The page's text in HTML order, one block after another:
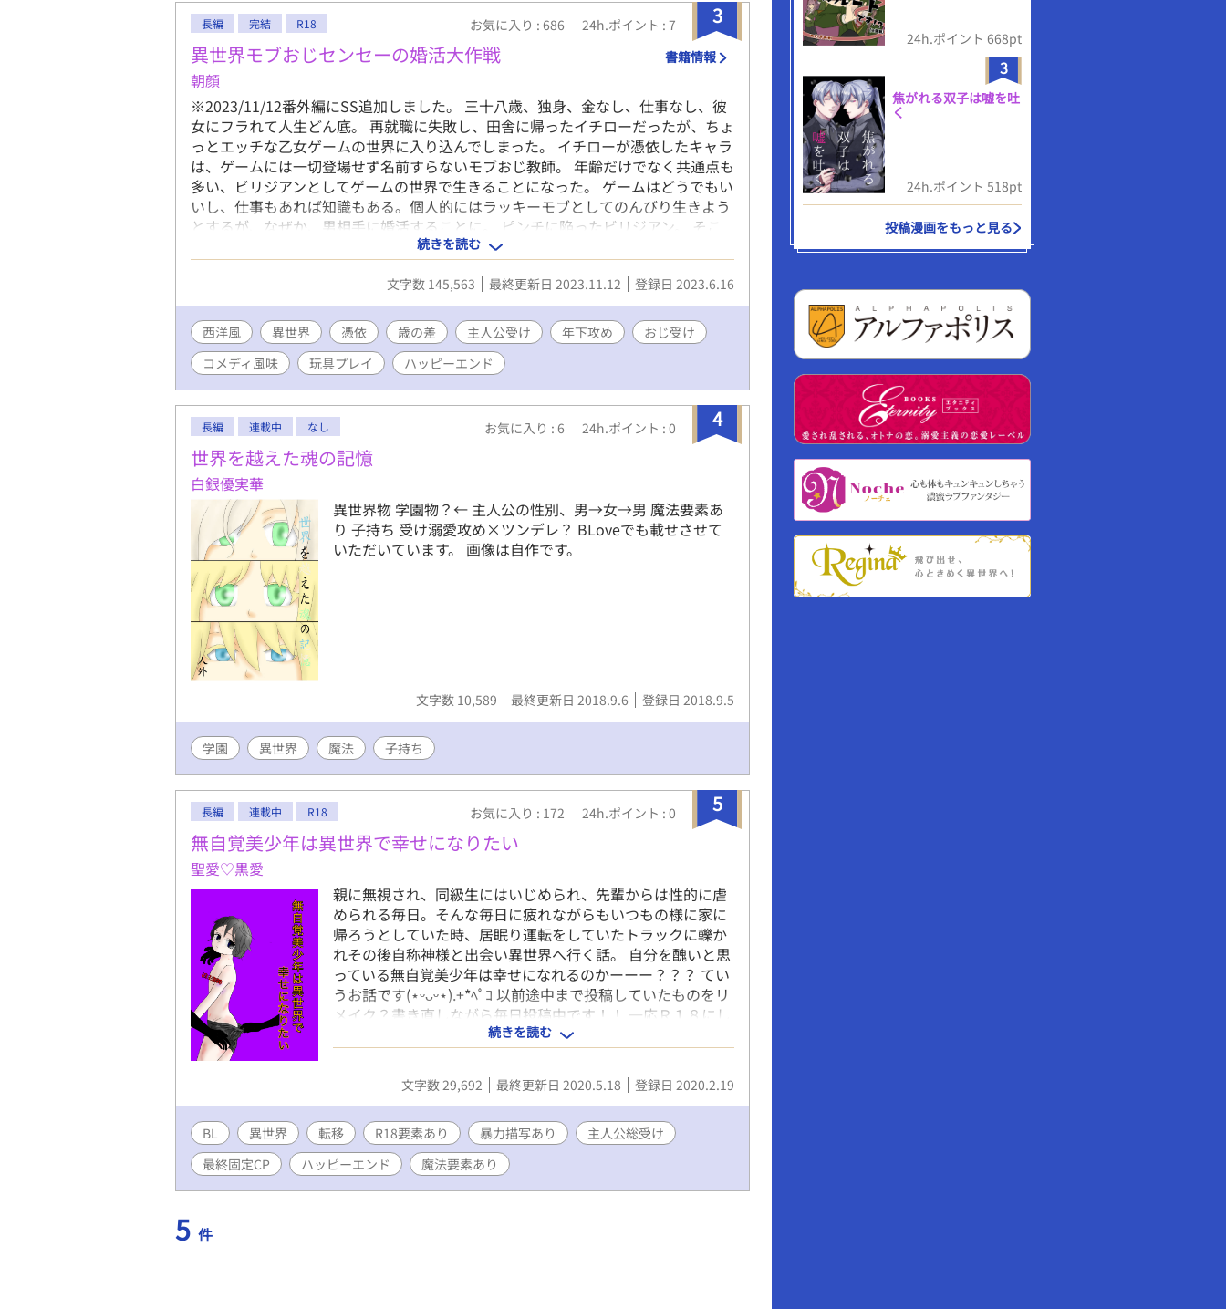
3
長編 完結 R18 お気に入り : 686 24h.ポイント : 7
異世界モブおじセンセーの婚活大作戦
朝顔
書籍情報
※2023/11/12番外編にSS追加しました。 三十八歳、独身、金なし、仕事なし、彼
女にフラれて人生どん底。 再就職に失敗し、田舎に帰ったイチローだったが、ちょ
っとエッチな乙女ゲームの世界に入り込んでしまった。 イチローが憑依したキャラ
は、ゲームには一切登場せず名前すらないモブおじ教師。 年齢だけでなく共通点も
多い、ビリジアンとしてゲームの世界で生きることになった。 ゲームはどうでもい
いし、仕事もあれば知識もある。個人的にはラッキーモブとしてのんびり生きよう
とするが、なぜか、男相手に婚活することに。 ピンチに陥ったビリジアン。 そこ
に婚活を手助けすると言って名乗り出たのが、ゲーム攻略対象者であるマゼンダ。
マゼンダのアドバイスに従って、お見合いを進めるが、お見合いは全然上手くいか
ないのに、相手は幸せになっていく。 果たして、ビリジアンの婚活は成功するの
か。 ※ゲームのセクシー担当モテ男×恋に不器用な平凡お人好しおじさん ※魔法
要素ありますが、エッセンス程度。 ※ゲームの世界ですが、イベントや主人公達と
はほぼ絡みなし。 ※ただモブおじ教師が婚活をがんばるお話です。
続きを読む
文字数 145,563 最終更新日 2023.11.12 登録日 2023.6.16
西洋風 異世界 憑依 歳の差 主人公受け 年下攻め
おじ受け
コメディ風味
玩具プレイ ハッピーエンド
4
長編 連載中 なし お気に入り : 6 24h.ポイント : 0
世界を越えた魂の記憶
白銀優実華
異世界物 学園物？← 主人公の性別、男→女→男 魔法要素あ
り 子持ち 受け溺愛攻め×ツンデレ？ BLoveでも載せさせて
いただいています。 画像は自作です。
文字数 10,589 最終更新日 2018.9.6 登録日 2018.9.5
学園 異世界 魔法 子持ち
5
長編 連載中 R18 お気に入り : 172 24h.ポイント : 0
無自覚美少年は異世界で幸せになりたい
聖愛♡黒愛
親に無視され、同級生にはいじめられ、先輩からは性的に虐
められる毎日。そんな毎日に疲れながらもいつもの様に家に
帰ろうとしていた時、居眠り運転をしていたトラックに轢か
れその後自称神様と出会い異世界へ行く話。 自分を醜いと思
っている無自覚美少年は幸せになれるのかーーー？？？ てい
うお話です(⋆ᵕᴗᵕ⋆).+*ﾍﾟｺ 以前途中まで投稿していたものをリ
メイク？書き直しながら毎日投稿中です！！ 一応Ｒ１８にし
ときます... Ｒ１８な回と暴力的なものがあるやつには「☆」
をつけさせて頂きます( •̀ •́ゞ)ﾋﾞｼｯ!!
続きを読む
文字数 29,692 最終更新日 2020.5.18 登録日 2020.2.19
BL 異世界 転移 R18要素あり 暴力描写あり
主人公総受け
最終固定CP
ハッピーエンド 魔法要素あり
5 件
24h.ポイント 668pt
3
焦がれる双子は嘘を吐
く
24h.ポイント 518pt
投稿漫画をもっと見る